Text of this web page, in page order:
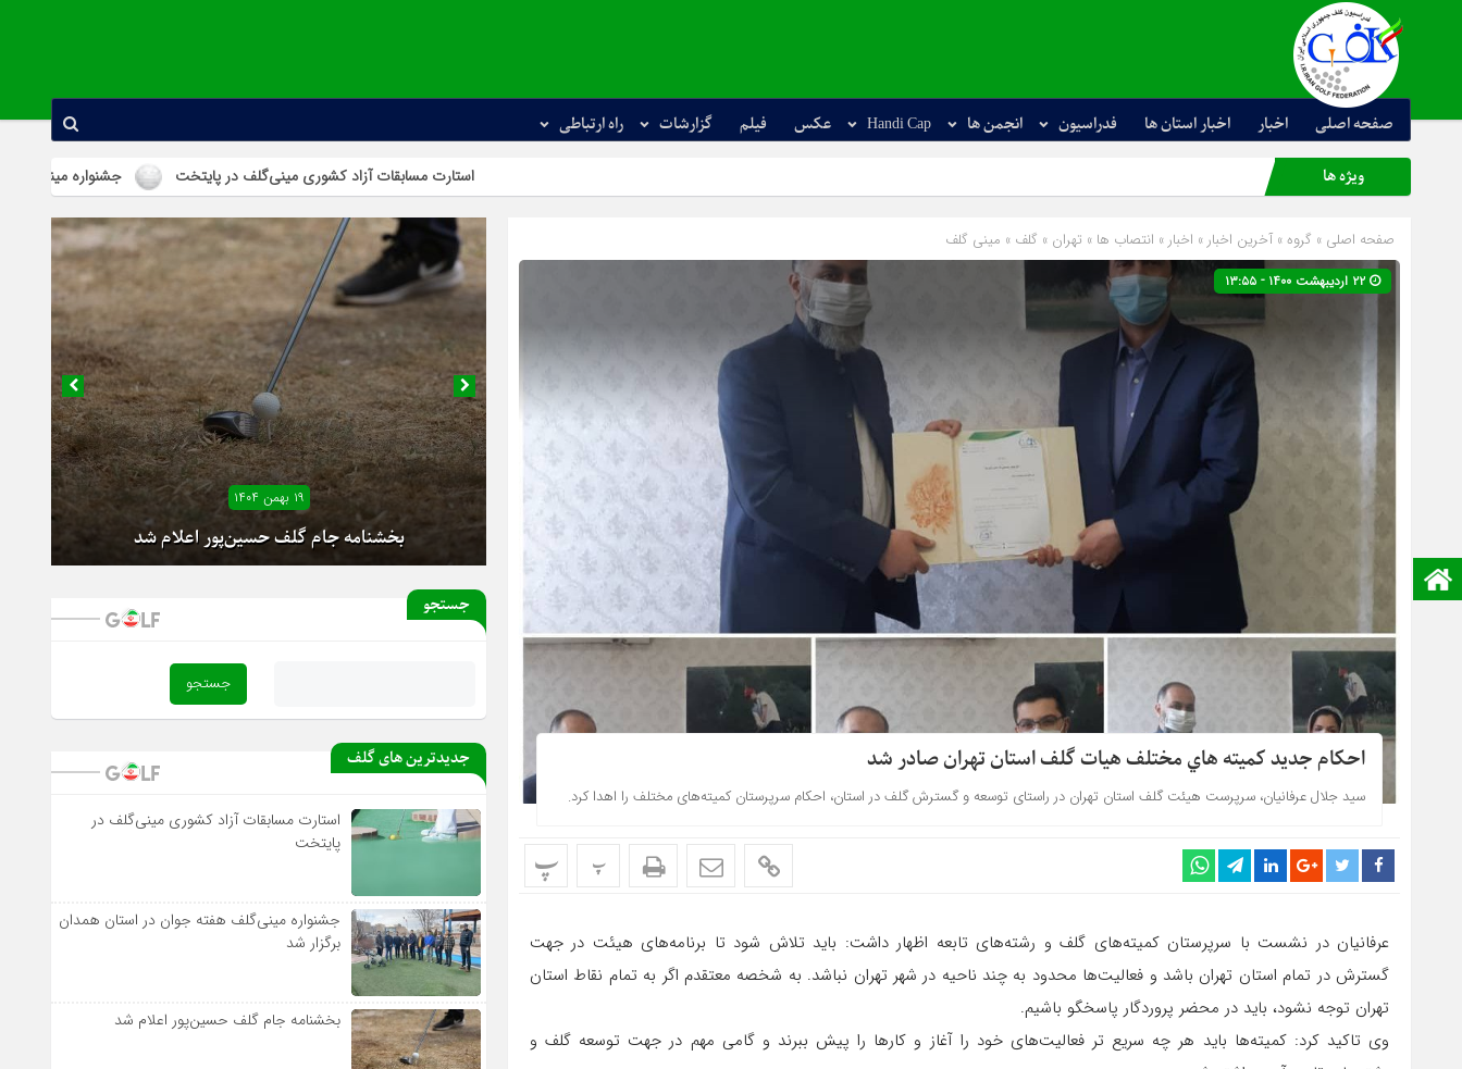
صفحه اصلی اخبار اخبار استان ها فدراسیون انجمن ها Handi Cap عکس فیلم گزارشات راه ارتباطی
صفحه نخست
ویژه ها استارت مسابقات آزاد کشوری مینی‌گلف در پایتخت جشنواره مینی‌گلف هفته جوان در
صفحه اصلی » گروه » آخرین اخبار » اخبار » انتصاب ها » تهران » گلف » مینی گلف
احکام جديد کميته هاي مختلف هيات گلف استان تهران صادر شد
سید جلال عرفانیان، سرپرست هیئت گلف استان تهران در راستای توسعه و گسترش گلف در استان، احکام سرپرستان کمیته‌های مختلف را اهدا کرد.
پ پ
عرفانیان در نشست با سرپرستان کمیته‌های گلف و رشته‌های تابعه اظهار داشت: باید تلاش شود تا برنامه‌های هیئت در جهت
گسترش در تمام استان تهران باشد و فعالیت‌ها محدود به چند ناحیه در شهر تهران نباشد. به شخصه معتقدم اگر به تمام نقاط استان
تهران توجه نشود، باید در محضر پروردگار پاسخگو باشيم.
وی تاکید کرد: کمیته‌ها باید هر چه سریع تر فعالیت‌های خود را آغاز و کارها را پیش ببرند و گامی مهم در جهت توسعه گلف و
۱۹ بهمن ۱۴۰۴
۱۸ بهمن ۱۴۰۴
آغاز دور رفت لیگ دسته یک بانوان از فردا جستجو
جدیدترین های گلف
استارت مسابقات آزاد کشوری مینی‌گلف در
پایتخت
جشنواره مینی‌گلف هفته جوان در استان همدان
برگزار شد
بخشنامه جام گلف حسین‌پور اعلام شد